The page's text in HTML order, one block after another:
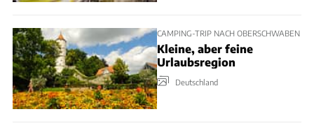
CAMPING-TRIP NACH OBERSCHWABEN
Kleine, aber feine
Urlaubsregion
Deutschland